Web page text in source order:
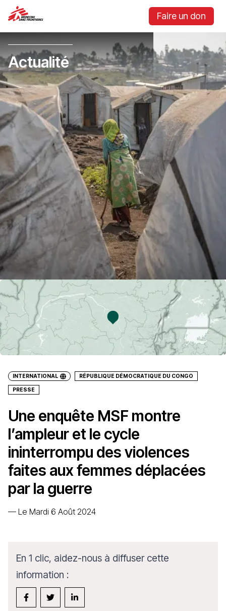
Faire un don
Actualité
INTERNATIONAL RÉPUBLIQUE DÉMOCRATIQUE DU CONGO
PRESSE
Une enquête MSF montre
l’ampleur et le cycle
ininterrompu des violences
faites aux femmes déplacées
par la guerre
— Le Mardi 6 Août 2024
En 1 clic, aidez-nous à diffuser cette
information :